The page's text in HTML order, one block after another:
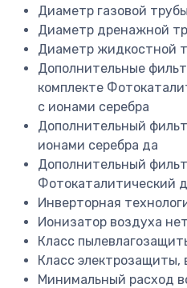
Диаметр газовой трубы
Диаметр дренажной
Диаметр жидкостной
Дополнительные
комплекте
с ионами серебра
Дополнительный
ионами серебра да
Дополнительный
Фотокаталитический
Инверторная
Ионизатор воздуха нет
Класс
Класс электрозащиты,
Минимальный расход